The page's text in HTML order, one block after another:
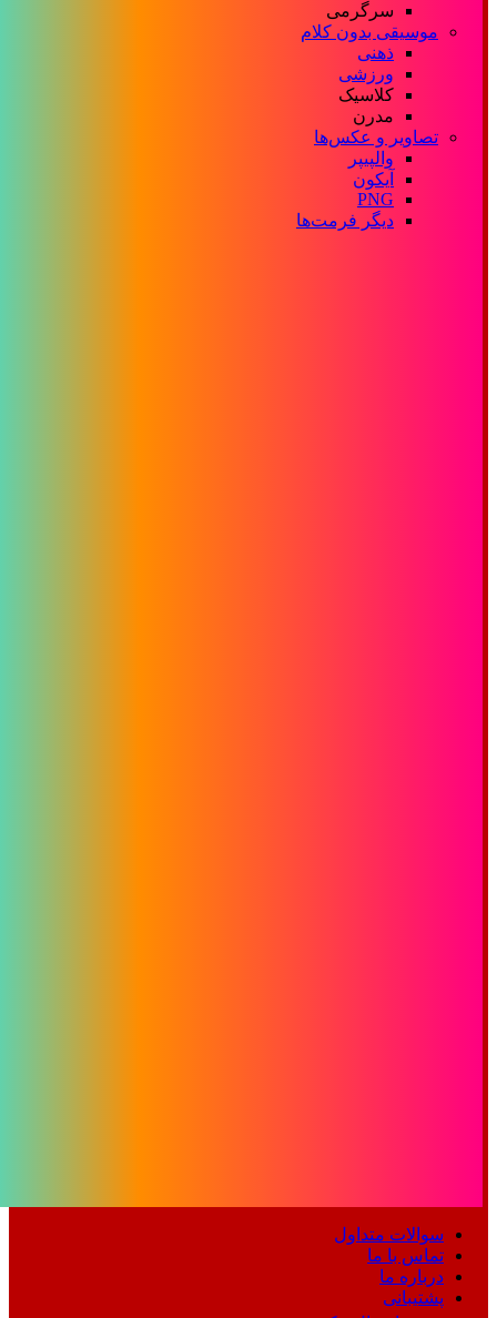
سرگرمی
موسیقی بدون کلام
ذهنی
ورزشی
کلاسیک
مدرن
تصاویر و عکس‌ها
والپیپر
آیکون
PNG
دیگر فرمت‌ها
سوالات متداول
تماس با ما
درباره ما
پشتیبانی